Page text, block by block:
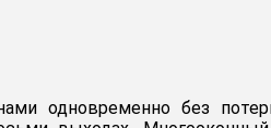
одновременно без